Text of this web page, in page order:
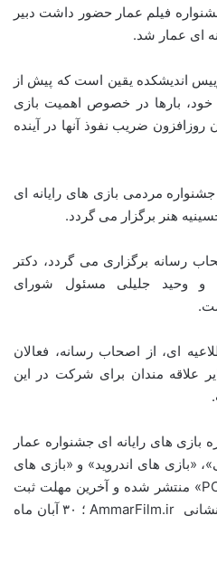
فیلم عمار حضور داشت دبیر
ای عمار شد.
اندیشکده یقین است که پیش از
بارها در خصوص اهمیت بازی
ضریب نفوذ آنها در آینده
مردمی بازی های رایانه ای
رسانه برگزاری می گردد، دکتر
و وحید جلیلی مسئول شورای
ای، از اصحاب رسانه، فعالان
علاقه مندان برای شرکت در این
های رایانه ای جشنواره عمار
«بازی های اندروید» و «بازی های
آخرین مهلت ثبت
AmmarFilm.ir؛ ۳۰
آبان ماه